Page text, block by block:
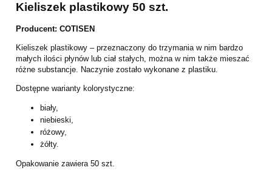
Kieliszek plastikowy 50 szt.
Producent: COTISEN
Kieliszek plastikowy – przeznaczony do trzymania w nim bardzo
małych ilości płynów lub ciał stałych, można w nim także mieszać
różne substancje. Naczynie zostało wykonane z plastiku.
Dostępne warianty kolorystyczne:
biały,
niebieski,
różowy,
żółty.
Opakowanie zawiera 50 szt.